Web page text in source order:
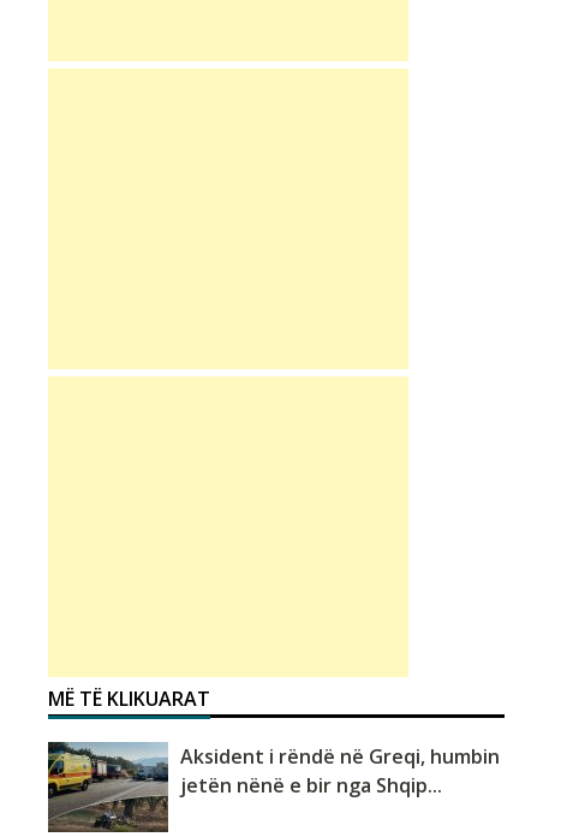
MË TË KLIKUARAT
Aksident i rëndë në Greqi, humbin
jetën nënë e bir nga Shqip...